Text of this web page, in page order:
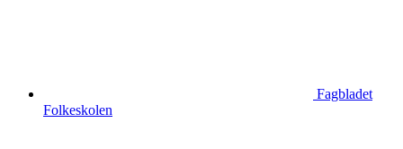
Fagbladet
Folkeskolen